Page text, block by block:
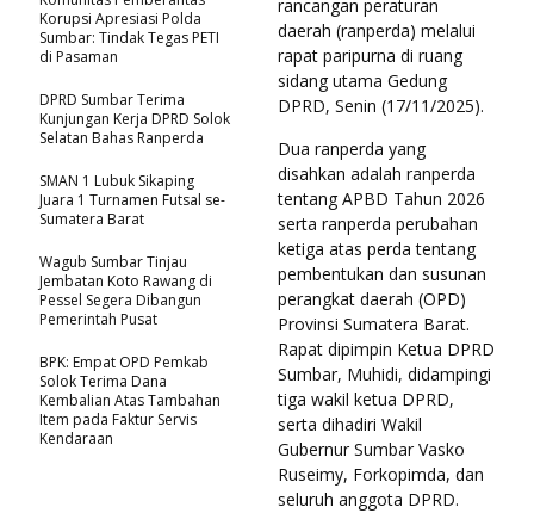
rancangan peraturan
daerah (ranperda) melalui
rapat paripurna di ruang
sidang utama Gedung
DPRD, Senin (17/11/2025).
Dua ranperda yang
disahkan adalah ranperda
tentang APBD Tahun 2026
serta ranperda perubahan
ketiga atas perda tentang
pembentukan dan susunan
perangkat daerah (OPD)
Provinsi Sumatera Barat.
Rapat dipimpin Ketua DPRD
Sumbar, Muhidi, didampingi
tiga wakil ketua DPRD,
serta dihadiri Wakil
Gubernur Sumbar Vasko
Ruseimy, Forkopimda, dan
seluruh anggota DPRD.
Korupsi Apresiasi Polda
Sumbar: Tindak Tegas PETI
di Pasaman
DPRD Sumbar Terima
Kunjungan Kerja DPRD Solok
Selatan Bahas Ranperda
SMAN 1 Lubuk Sikaping
Juara 1 Turnamen Futsal se-
Sumatera Barat
Wagub Sumbar Tinjau
Jembatan Koto Rawang di
Pessel Segera Dibangun
Pemerintah Pusat
BPK: Empat OPD Pemkab
Solok Terima Dana
Kembalian Atas Tambahan
Item pada Faktur Servis
Kendaraan